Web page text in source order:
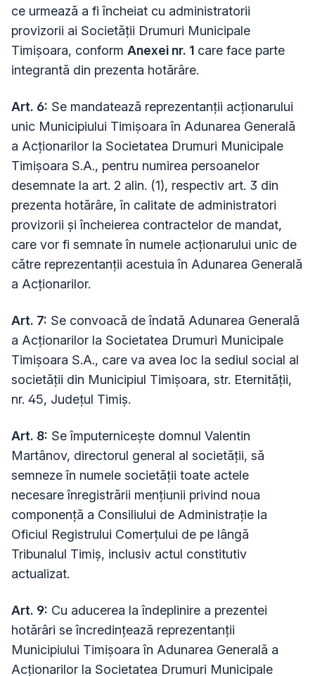
ce urmează a fi încheiat cu administratorii
provizorii ai Societății Drumuri Municipale
Timișoara, conform Anexei nr. 1 care face parte
integrantă din prezenta hotărâre.
Art. 6: Se mandatează reprezentanții acționarului
unic Municipiului Timișoara în Adunarea Generală
a Acționarilor la Societatea Drumuri Municipale
Timișoara S.A., pentru numirea persoanelor
desemnate la art. 2 alin. (1), respectiv art. 3 din
prezenta hotărâre, în calitate de administratori
provizorii și încheierea contractelor de mandat,
care vor fi semnate în numele acționarului unic de
către reprezentanții acestuia în Adunarea Generală
a Acționarilor.
Art. 7: Se convoacă de îndată Adunarea Generală
a Acționarilor la Societatea Drumuri Municipale
Timișoara S.A., care va avea loc la sediul social al
societății din Municipiul Timișoara, str. Eternității,
nr. 45, Județul Timiș.
Art. 8: Se împuternicește domnul Valentin
Martânov, directorul general al societății, să
semneze în numele societății toate actele
necesare înregistrării mențiunii privind noua
componență a Consiliului de Administrație la
Oficiul Registrului Comerțului de pe lângă
Tribunalul Timiș, inclusiv actul constitutiv
actualizat.
Art. 9: Cu aducerea la îndeplinire a prezentei
hotărâri se încredințează reprezentanții
Municipiului Timișoara în Adunarea Generală a
Acționarilor la Societatea Drumuri Municipale